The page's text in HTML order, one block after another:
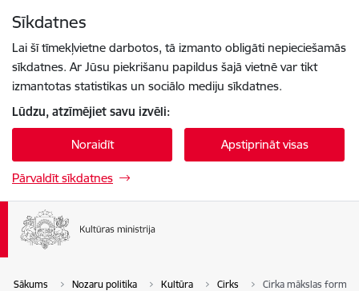
Sīkdatnes
Lai šī tīmekļvietne darbotos, tā izmanto obligāti nepieciešamās
sīkdatnes. Ar Jūsu piekrišanu papildus šajā vietnē var tikt
izmantotas statistikas un sociālo mediju sīkdatnes.
Lūdzu, atzīmējiet savu izvēli:
Noraidīt Apstiprināt visas
Pārvaldīt sīkdatnes
Sākums Nozaru politika Kultūra Cirks Cirka mākslas formas